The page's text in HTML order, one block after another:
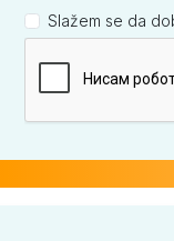
Slažem se da